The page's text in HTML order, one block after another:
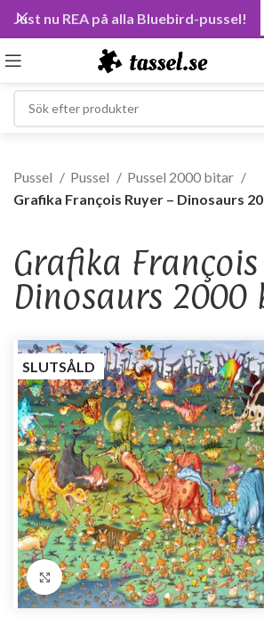
Pussel Pussel
Pussel 2000 bitar
Grafika François Ruyer – Dinosaurs
Grafika
Dinosaurs 2000
SLUTSÅLD
Förstora bild
Just nu REA på alla Bluebird-pussel!